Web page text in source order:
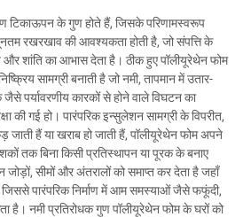
टिकाऊपन के गुण होते हैं, जिसके परिणामस्वरूप
रखरखाव की आवश्यकता होती है, जो संपत्ति के
शांति का आभास देता है। ठीक हुए पॉलीयूरेथेन फोम
सामग्री बनाती है जो नमी, तापमान में उतार-
पर्यावरणीय कारकों से होने वाले विघटन का
की गई हो। पारंपरिक इन्सुलेशन सामग्री के विपरीत,
हैं या खराब हो जाती हैं, पॉलीयूरेथेन फोम अपने
तक बिना किसी प्रतिस्थापन या पूरक के बनाए
सीमों और अंतरालों को समाप्त कर देता है जहाँ
जिससे पारंपरिक निर्माण में आम समस्याओं जैसे फफूंदी,
है। नमी प्रतिरोधक गुण पॉलीयूरेथेन फोम के घरों को